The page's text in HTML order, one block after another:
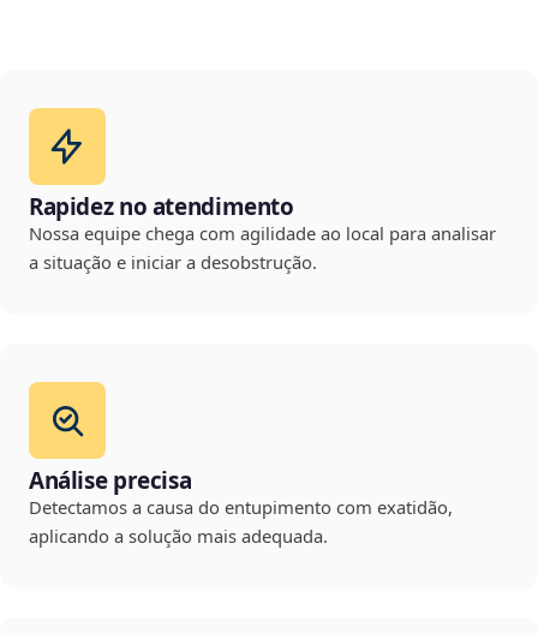
Rapidez no atendimento
Nossa equipe chega com agilidade ao local para analisar
a situação e iniciar a desobstrução.
Análise precisa
Detectamos a causa do entupimento com exatidão,
aplicando a solução mais adequada.